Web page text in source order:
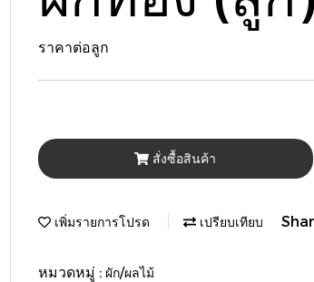
ราคาต่อลูก
สั่งซื้อสินค้า
เพิ่มรายการโปรด เปรียบเทียบ
หมวดหมู่ : ผัก/ผลไม้